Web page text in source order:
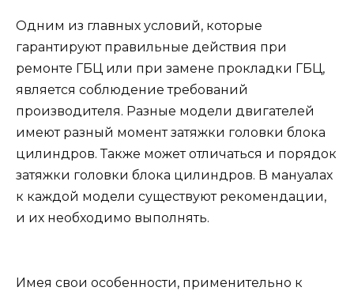
Одним из главных условий, которые
гарантируют правильные действия при
ремонте ГБЦ или при замене прокладки ГБЦ,
является соблюдение требований
производителя. Разные модели двигателей
имеют разный момент затяжки головки блока
цилиндров. Также может отличаться и порядок
затяжки головки блока цилиндров. В мануалах
к каждой модели существуют рекомендации,
и их необходимо выполнять.
Имея свои особенности, применительно к